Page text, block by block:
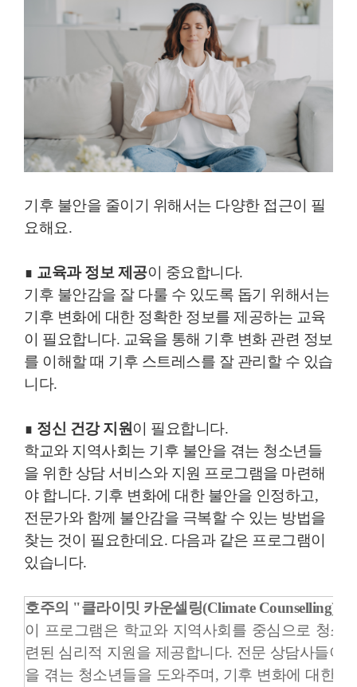
기후 불안을 줄이기 위해서는 다양한 접근이 필
요해요.
∎ 교육과 정보 제공이 중요합니다.
기후 불안감을 잘 다룰 수 있도록 돕기 위해서는
기후 변화에 대한 정확한 정보를 제공하는 교육
이 필요합니다. 교육을 통해 기후 변화 관련 정보
를 이해할 때 기후 스트레스를 잘 관리할 수 있습
니다.
∎ 정신 건강 지원 이 필요합니다.
학교와 지역사회는 기후 불안을 겪는 청소년들
을 위한 상담 서비스와 지원 프로그램을 마련해
야 합니다. 기후 변화에 대한 불안을 인정하고,
전문가와 함께 불안감을 극복할 수 있는 방법을
찾는 것이 필요한데요. 다음과 같은 프로그램이
있습니다.
호주의 "클라이밋 카운셀링(Climate Counselling)"
이 프로그램은 학교와 지역사회를 중심으로 청소
련된 심리적 지원을 제공합니다. 전문 상담사들이
을 겪는 청소년들을 도와주며, 기후 변화에 대한